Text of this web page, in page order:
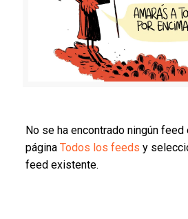
No se ha encontrado ningún feed
página Todos los feeds y
feed existente.